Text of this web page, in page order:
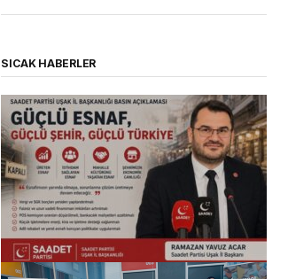
SICAK HABERLER
(başlıksız)
Alaattin Karahan tarafından 14/07/2026